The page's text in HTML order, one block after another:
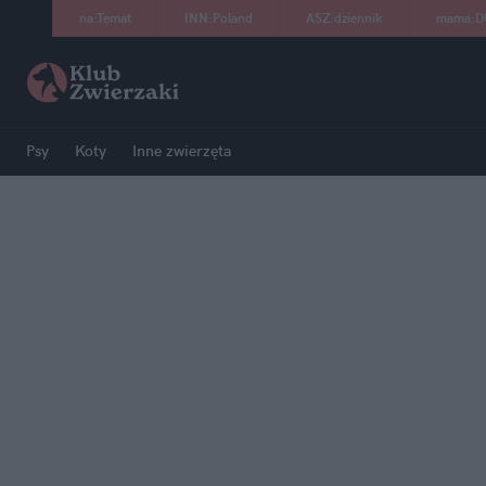
na:Temat INN :Poland ASZ:dziennik mama:
Psy Koty Inne zwierzęta